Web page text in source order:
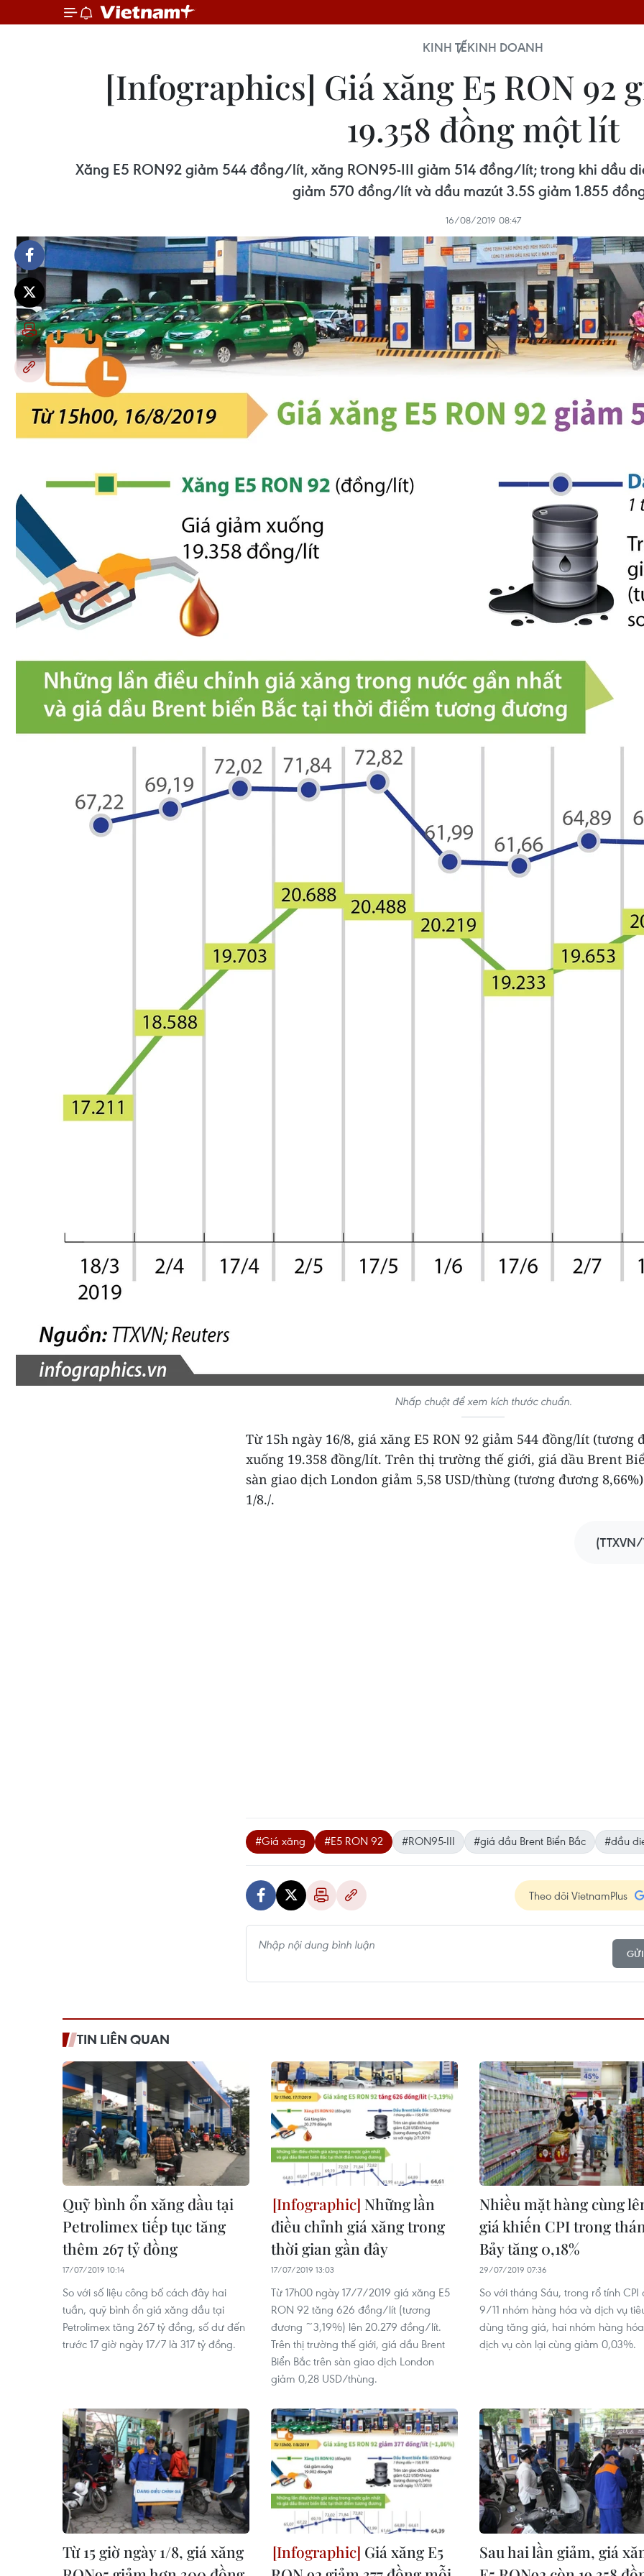
KINH TẾKINH DOANH
[Infographics] Giá xăng E5 RON 92
19.358 đồng một lít
Xăng E5 RON92 giảm 544 đồng/lít, xăng RON95-III giảm 514 đồng/lít; trong khi dầu
giảm 570 đồng/lít và dầu mazút 3.5S giảm 1.855
16/08/2019 08:47
Nhấp chuột để xem kích thước chuẩn.
Từ 15h ngày 16/8, giá xăng E5 RON 92 giảm 544 đồng/lít (tương
xuống 19.358 đồng/lít. Trên thị trường thế giới, giá dầu Brent
sàn giao dịch London giảm 5,58 USD/thùng (tương đương
1/8./.
#Giá xăng #E5 RON 92 #RON95-III #giá dầu Brent Biển Bắc #dầu
Theo dõi VietnamPlus
TIN LIÊN QUAN
Quỹ bình ổn xăng dầu tại
Petrolimex tiếp tục tăng
thêm 267 tỷ đồng
17/07/2019 10:14
So với số liệu công bố cách đây hai
tuần, quỹ bình ổn giá xăng dầu tại
Petrolimex tăng 267 tỷ đồng, số dư đến
trước 17 giờ ngày 17/7 là 317 tỷ đồng.
Những lần
điều chỉnh giá xăng trong
thời gian gần đây
17/07/2019 13:03
Từ 17h00 ngày 17/7/2019 giá xăng E5
RON 92 tăng 626 đồng/lít (tương
đương ~3,19%) lên 20.279 đồng/lít.
Trên thị trường thế giới, giá dầu Brent
Biển Bắc trên sàn giao dịch London
giảm 0,28 USD/thùng.
Nhiều mặt hàng cùng
giá khiến CPI trong
Bảy tăng 0,18%
29/07/2019 07:36
So với tháng Sáu, trong rổ tính CPI
9/11 nhóm hàng hóa và dịch vụ
dùng tăng giá, hai nhóm hàng
dịch vụ còn lại cùng giảm 0,03%.
Từ 15 giờ ngày 1/8, giá xăng
Giá xăng E5
Sau hai lần giảm, giá